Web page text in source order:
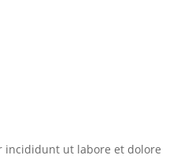
incididunt ut labore et dolore